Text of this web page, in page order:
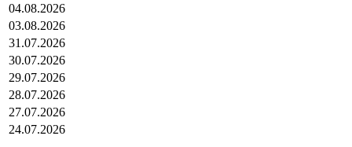
04.08.2026
03.08.2026
31.07.2026
30.07.2026
29.07.2026
28.07.2026
27.07.2026
24.07.2026